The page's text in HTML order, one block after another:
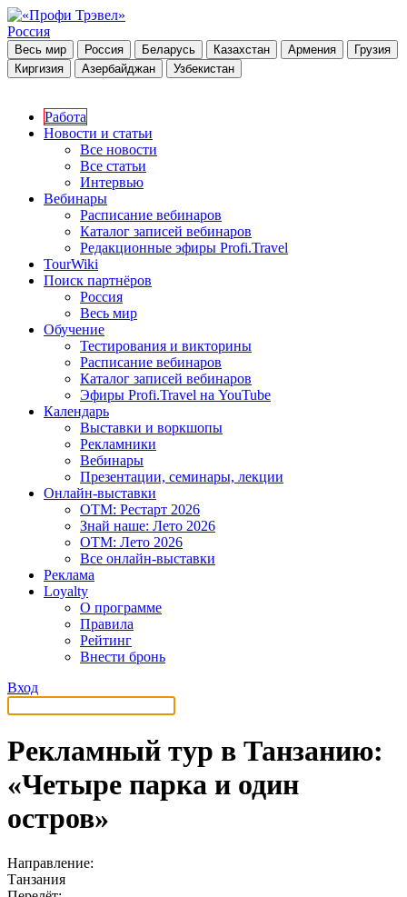
Россия
Весь мир Россия Беларусь Казахстан Армения
Грузия
Киргизия
Азербайджан Узбекистан
Работа
Новости и статьи
Все новости
Все статьи
Интервью
Вебинары
Расписание вебинаров
Каталог записей вебинаров
Редакционные эфиры Profi.Travel
TourWiki
Поиск партнёров
Россия
Весь мир
Обучение
Тестирования и викторины
Расписание вебинаров
Каталог записей вебинаров
Эфиры Profi.Travel на YouTube
Календарь
Выставки и воркшопы
Рекламники
Вебинары
Презентации, семинары, лекции
Онлайн-выставки
OTM: Рестарт 2026
Знай наше: Лето 2026
OTM: Лето 2026
Все онлайн-выставки
Реклама
Loyalty
О программе
Правила
Рейтинг
Внести бронь
Вход
Рекламный тур в Танзанию:
«Четыре парка и один
остров»
Направление:
Танзания